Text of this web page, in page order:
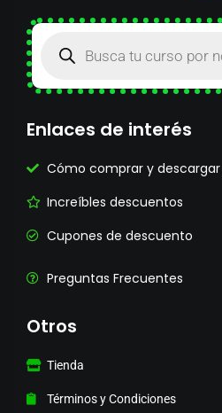
Enlaces de interés
Cómo comprar y
Increíbles descuentos
Cupones de descuento
Preguntas Frecuentes
Otros
Tienda
Términos y Condiciones